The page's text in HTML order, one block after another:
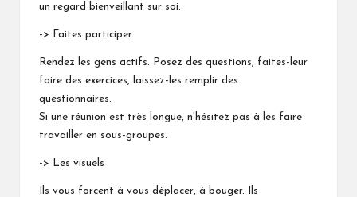
un regard bienveillant sur soi.
-> Faites participer
Rendez les gens actifs. Posez des questions, faites-leur
faire des exercices, laissez-les remplir des
questionnaires.
Si une réunion est très longue, n'hésitez pas à les faire
travailler en sous-groupes.
-> Les visuels
Ils vous forcent à vous déplacer, à bouger. Ils